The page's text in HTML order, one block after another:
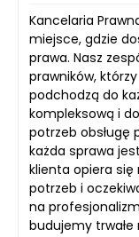
Kancelaria
miejsce, gdzie
prawa. Nasz
prawników,
podchodzą do
kompleksową i
potrzeb obsługę
każda sprawa
klienta opiera się
potrzeb i
na
budujemy